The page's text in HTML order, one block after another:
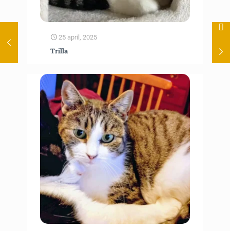
25 april, 2025
Trilla